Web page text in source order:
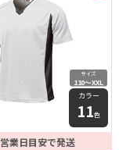
サイズ
110〜XXL
カラー
11色
営業日目安で発送